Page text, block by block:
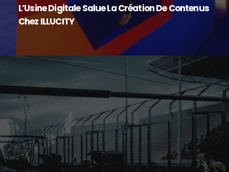
L’Usine Digitale Salue La Création De Contenus
Chez ILLUCITY